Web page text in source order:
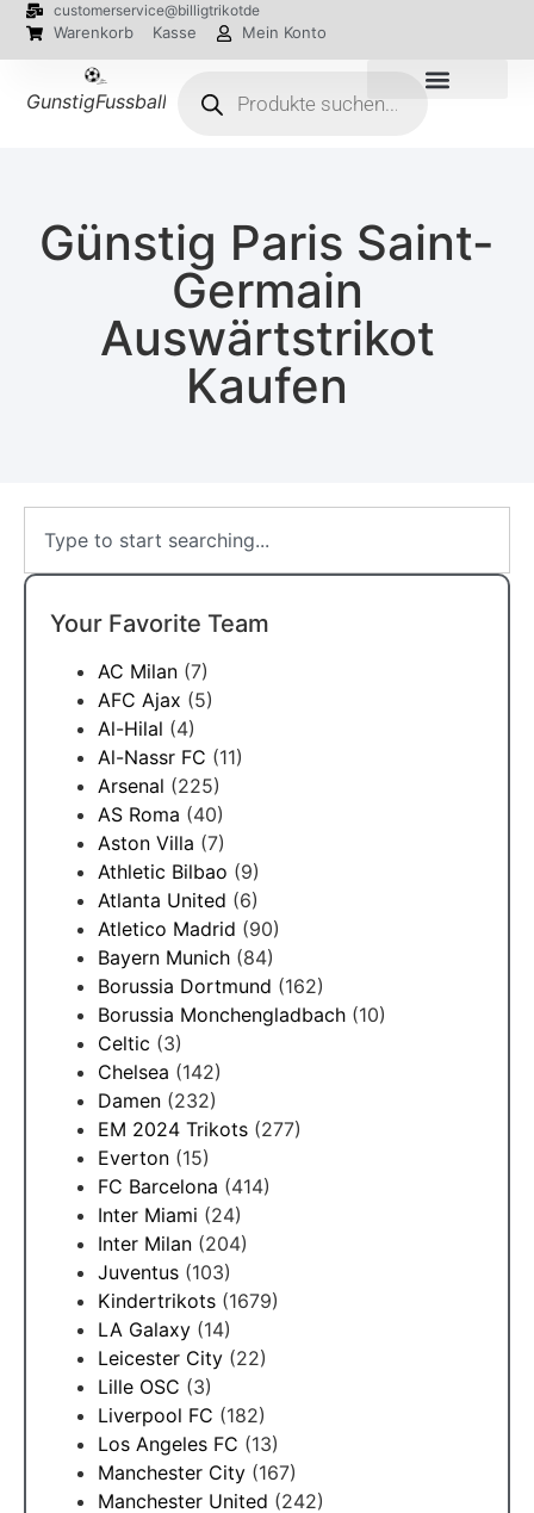
customerservice@billigtrikotde
Warenkorb Kasse Mein Konto
GunstigFussballTrikot
Günstig Paris Saint-
Germain
Auswärtstrikot
Kaufen
Your Favorite Team
AC Milan (7)
AFC Ajax (5)
Al-Hilal (4)
Al-Nassr FC (11)
Arsenal (225)
AS Roma (40)
Aston Villa (7)
Athletic Bilbao (9)
Atlanta United (6)
Atletico Madrid (90)
Bayern Munich (84)
Borussia Dortmund (162)
Borussia Monchengladbach (10)
Celtic (3)
Chelsea (142)
Damen (232)
EM 2024 Trikots (277)
Everton (15)
FC Barcelona (414)
Inter Miami (24)
Inter Milan (204)
Juventus (103)
Kindertrikots (1679)
LA Galaxy (14)
Leicester City (22)
Lille OSC (3)
Liverpool FC (182)
Los Angeles FC (13)
Manchester City (167)
Manchester United (242)